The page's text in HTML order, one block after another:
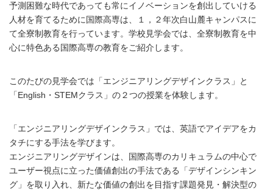
予測困難な時代であっても常にイノベーションを創出していける
人材を育てるために国際高専は、１，２年次白山麓キャンパスに
て全寮制教育を行っています。学校見学会では、全寮制教育を中
心に特色ある国際高専の教育をご紹介します。
このたびの見学会では「エンジニアリングデザインクラス」と
「English・STEMクラス」の２つの授業を体験します。
「エンジニアリングデザインクラス」では、英語でアイデアをカ
タチにする手法を学びます。
エンジニアリングデザインは、国際高専のカリキュラムの中心で
ユーザー視点に立った価値創出の手法である「デザインシンキン
グ」を取り入れ、新たな価値の創出を目指す課題発見・解決型の